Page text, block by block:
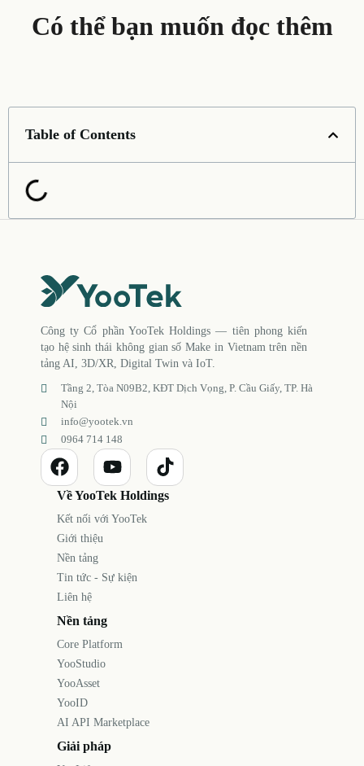
Có thể bạn muốn đọc thêm
Table of Contents
Công ty Cổ phần YooTek Holdings — tiên phong kiến
tạo hệ sinh thái không gian số Make in Vietnam trên nền
tảng AI, 3D/XR, Digital Twin và IoT.
Tầng 2, Tòa N09B2, KĐT Dịch Vọng, P. Cầu Giấy, TP. Hà
Nội
info@yootek.vn
0964 714 148
Về YooTek Holdings
Kết nối với YooTek
Giới thiệu
Nền tảng
Tin tức - Sự kiện
Liên hệ
Nền tảng
Core Platform
YooStudio
YooAsset
YooID
AI API Marketplace
Giải pháp